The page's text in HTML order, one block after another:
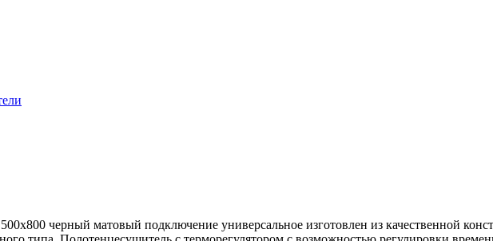
черный матовый подключение универсальное изготовлен из качественной